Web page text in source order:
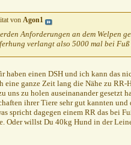
12:12
von Agon1
Anforderungen an dem Welpen
verlangt also 5000 mal bei Fuß
haben einen DSH und ich kann das
eine ganze Zeit lang die Nähe zu
uns zu holen auseinanander gesetzt
ihrer Tiere sehr gut kannten
spricht dagegen einem RR das bei
Oder willst Du 40kg Hund in der